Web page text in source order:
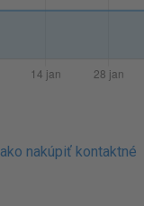
ako nakúpiť kontaktné